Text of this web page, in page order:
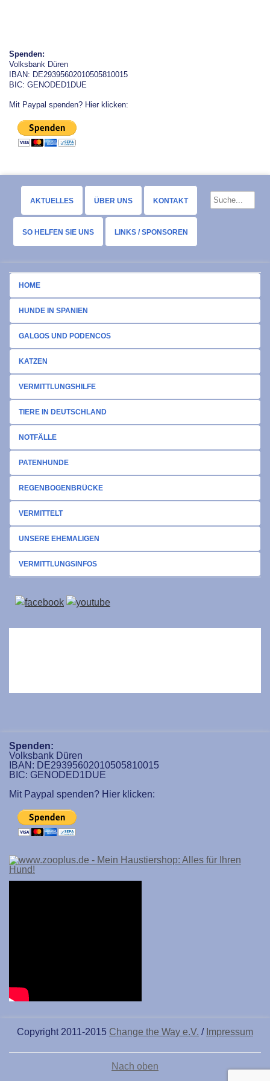
Spenden:
Volksbank Düren
IBAN: DE29395602010505810015
BIC: GENODED1DUE
Mit Paypal spenden? Hier klicken:
AKTUELLES ÜBER UNS KONTAKT
SO HELFEN SIE UNS LINKS / SPONSOREN
HOME
HUNDE IN SPANIEN
GALGOS UND PODENCOS
KATZEN
VERMITTLUNGSHILFE
TIERE IN DEUTSCHLAND
NOTFÄLLE
PATENHUNDE
REGENBOGENBRÜCKE
VERMITTELT
UNSERE EHEMALIGEN
VERMITTLUNGSINFOS
Spenden:
Volksbank Düren
IBAN: DE29395602010505810015
BIC: GENODED1DUE
Mit Paypal spenden? Hier klicken:
Copyright 2011-2015 Change the Way e.V. / Impressum
Nach oben